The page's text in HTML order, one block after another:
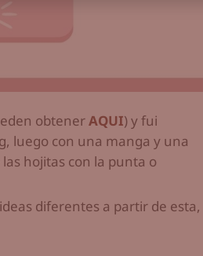
obtenerAQUI) y fui
luego con una manga y una
hojitas con la punta o
diferentes a partir de esta,